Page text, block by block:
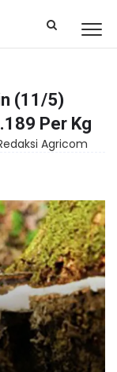
(11/5)
Per Kg
Agricom